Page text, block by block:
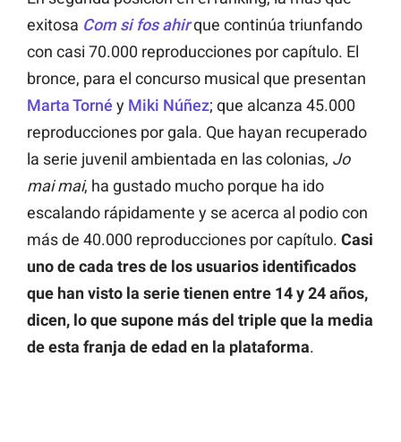
exitosa Com si fos ahirque continúa triunfando
con casi 70.000 reproducciones por capítulo. El
bronce, para el concurso musical que presentan
Marta Torné y Miki Núñez; que alcanza 45.000
reproducciones por gala. Que hayan recuperado
la serie juvenil ambientada en las colonias, Jo
mai mai, ha gustado mucho porque ha ido
escalando rápidamente y se acerca al podio con
más de 40.000 reproducciones por capítulo. Casi
uno de cada tres de los usuarios identificados
que han visto la serie tienen entre 14 y 24 años,
dicen, lo que supone más del triple que la media
de esta franja de edad en la plataforma.